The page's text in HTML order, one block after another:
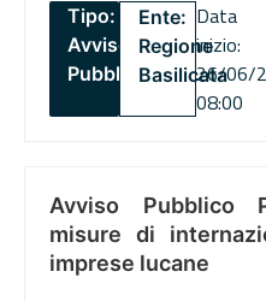
Tipo:
Avviso
Pubblico
Ente:
Regione
Basilicata
Data
inizio:
26/06/
08:00
Avviso Pubblico
misure di
imprese lucane